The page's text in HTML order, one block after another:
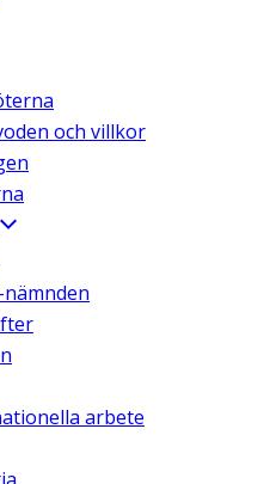
och villkor
arbete